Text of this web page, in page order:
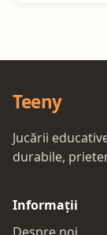
Teeny
Jucării
durabile,
Informații